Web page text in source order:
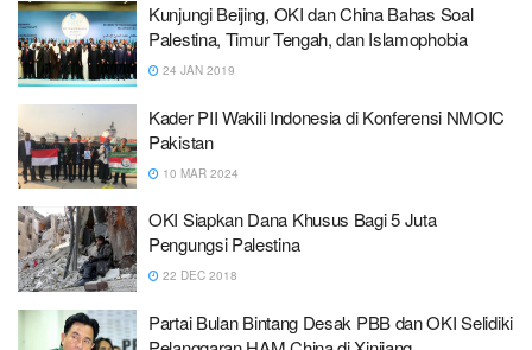
Kunjungi Beijing, OKI dan China Bahas Soal
Palestina, Timur Tengah, dan Islamophobia
24 JAN 2019
Kader PII Wakili Indonesia di Konferensi NMOIC
Pakistan
10 MAR 2024
OKI Siapkan Dana Khusus Bagi 5 Juta
Pengungsi Palestina
22 DEC 2018
Partai Bulan Bintang Desak PBB dan OKI Selidiki